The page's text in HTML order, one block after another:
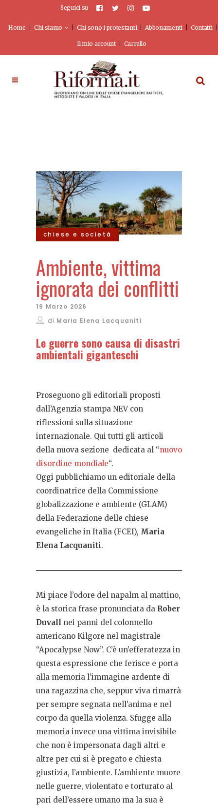
Seguici su
Home Chi siamo Chi sono i protestanti Abbonamenti Contatti
Il mio account Carrello
chiese e società
Ambiente, vittima
ignorata dei conflitti
19 Marzo 2026
di Maria Elena Lacquaniti
Le guerre sono causa di disastri
ambientali giganteschi
Proseguono gli editoriali proposti
dall’Agenzia stampa NEV con
riflessioni sulla situazione
internazionale. Qui tutti gli articoli
della nuova sezione dedicata al “nuovo
disordine mondiale“.
Oggi pubblichiamo un editoriale della
coordinatrice della Commissione
globalizzazione e ambiente (GLAM)
della Federazione delle chiese
evangeliche in Italia (FCEI), Maria
Elena Lacquaniti.
Mi piace l’odore del napalm al mattino,
è la storica frase pronunciata da Rober
Duvall nei panni del colonnello
americano Kilgore nel magistrale
“Apocalypse Now”. C’è un’efferatezza in
questa espressione che ferisce e porta
alla memoria l’immagine ardente di
una ragazzina che, seppur viva rimarrà
per sempre segnata nell’anima e nel
corpo da quella violenza. Sfugge alla
memoria invece una vittima invisibile
che non è impersonata dagli altri e
altre per cui si è pregato e chiesta
giustizia, l’ambiente. L’ambiente muore
nelle guerre, violentato e torturato al
pari dell’essere umano ma la sua è